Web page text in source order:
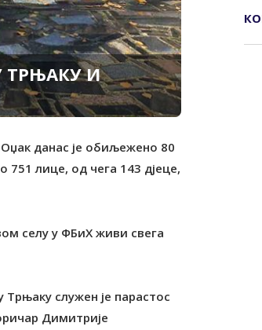
TРЊАКУ И
данас је обиљежено 80
751 лице, од чега 143 дјеце,
селу у ФБиХ живи свега
служен је парастос
Димитрије